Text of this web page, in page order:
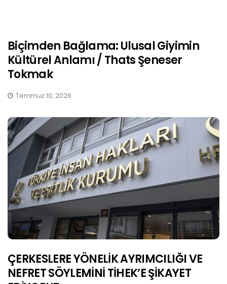
Biçimden Bağlama: Ulusal Giyimin
Kültürel Anlamı / Thats Şeneser
Tokmak
Temmuz 10, 2026
ÇERKESLERE YÖNELİK AYRIMCILIĞI VE
NEFRET SÖYLEMİNİ TİHEK’E ŞİKAYET